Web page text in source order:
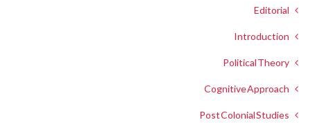
Editorial
Introduction
Political Theory
Cognitive Approach
Post Colonial Studies